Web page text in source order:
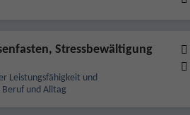
Stressbewältigung
Leistungsfähigkeit und
Beruf und Alltag